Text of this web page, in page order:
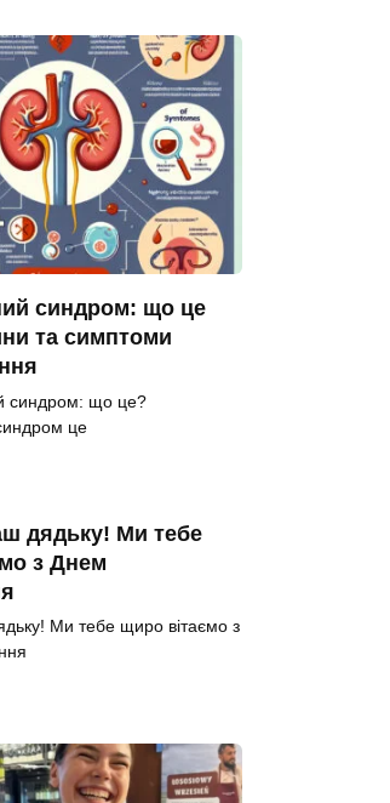
синдром: що це
та симптоми
синдром: що це?
це
дядьку! Ми тебе
з Днем
Ми тебе щиро вітаємо з